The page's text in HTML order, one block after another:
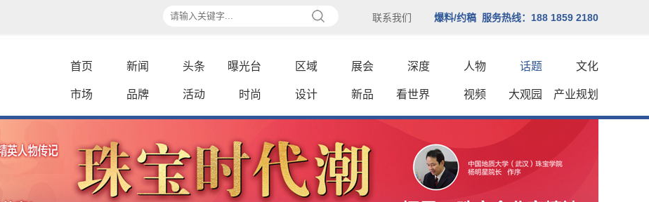
联系我们 爆料/约稿 服务热线：188 1859 2180
首页 新闻 头条 曝光台 区域 展会 深度 人物 话题 文化
市场 品牌 活动 时尚 设计 新品 看世界 视频 大观园 产业规划